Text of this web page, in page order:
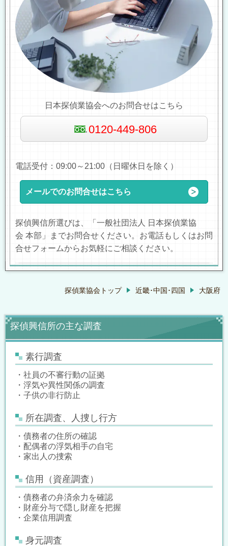
日本探偵業協会へのお問合せはこちら
0120-449-806
電話受付：09:00～21:00（日曜休日を除く）
メールでのお問合せはこちら
探偵興信所選びは、「一般社団法人 日本探偵業協
会 本部」までお問合せください。お電話もしくはお問
合せフォームからお気軽にご相談ください。
探偵業協会トップ 近畿･中国･四国 大阪府
探偵興信所の主な調査
素行調査
・社員の不審行動の証拠
・浮気や異性関係の調査
・子供の非行防止
所在調査、人捜し行方
・債務者の住所の確認
・配偶者の浮気相手の自宅
・家出人の捜索
信用（資産調査）
・債務者の弁済余力を確認
・財産分与で隠し財産を把握
・企業信用調査
身元調査